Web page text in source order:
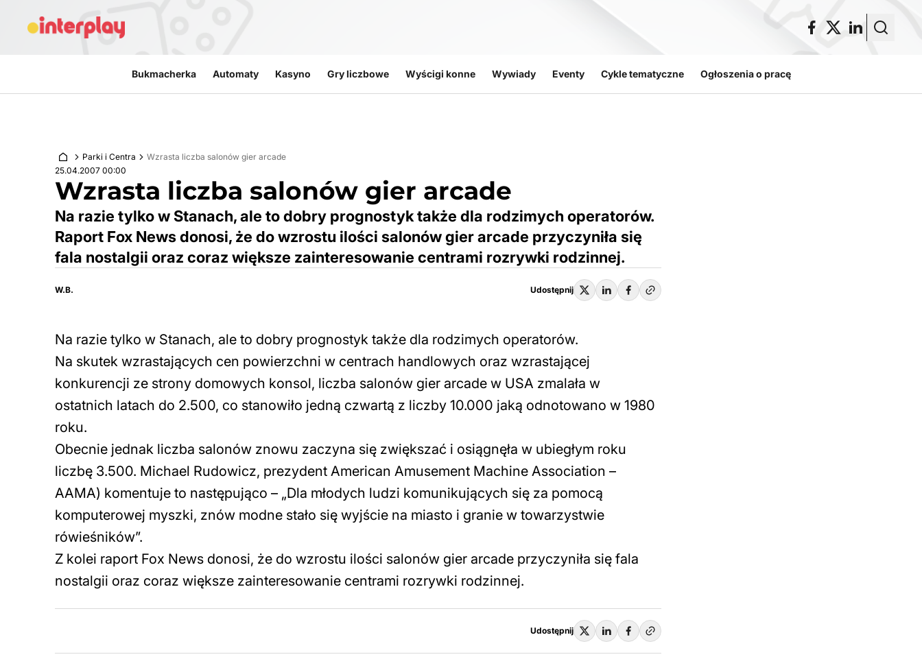
Bukmacherka Automaty Kasyno Gry liczbowe Wyścigi konne Wywiady Eventy Cykle tematyczne Ogłoszenia o pracę
Parki i Centra
Wzrasta liczba salonów gier arcade
25.04.2007 00:00
Wzrasta liczba salonów gier arcade
Na razie tylko w Stanach, ale to dobry prognostyk także dla rodzimych operatorów.
Raport Fox News donosi, że do wzrostu ilości salonów gier arcade przyczyniła się
fala nostalgii oraz coraz większe zainteresowanie centrami rozrywki rodzinnej.
W.B. Udostępnij
Na razie tylko w Stanach, ale to dobry prognostyk także dla rodzimych operatorów.
Na skutek wzrastających cen powierzchni w centrach handlowych oraz wzrastającej
konkurencji ze strony domowych konsol, liczba salonów gier arcade w USA zmalała w
ostatnich latach do 2.500, co stanowiło jedną czwartą z liczby 10.000 jaką odnotowano w 1980
roku.
Obecnie jednak liczba salonów znowu zaczyna się zwiększać i osiągnęła w ubiegłym roku
liczbę 3.500. Michael Rudowicz, prezydent American Amusement Machine Association –
AAMA) komentuje to następująco – „Dla młodych ludzi komunikujących się za pomocą
komputerowej myszki, znów modne stało się wyjście na miasto i granie w towarzystwie
rówieśników”.
Z kolei raport Fox News donosi, że do wzrostu ilości salonów gier arcade przyczyniła się fala
nostalgii oraz coraz większe zainteresowanie centrami rozrywki rodzinnej.
Udostępnij